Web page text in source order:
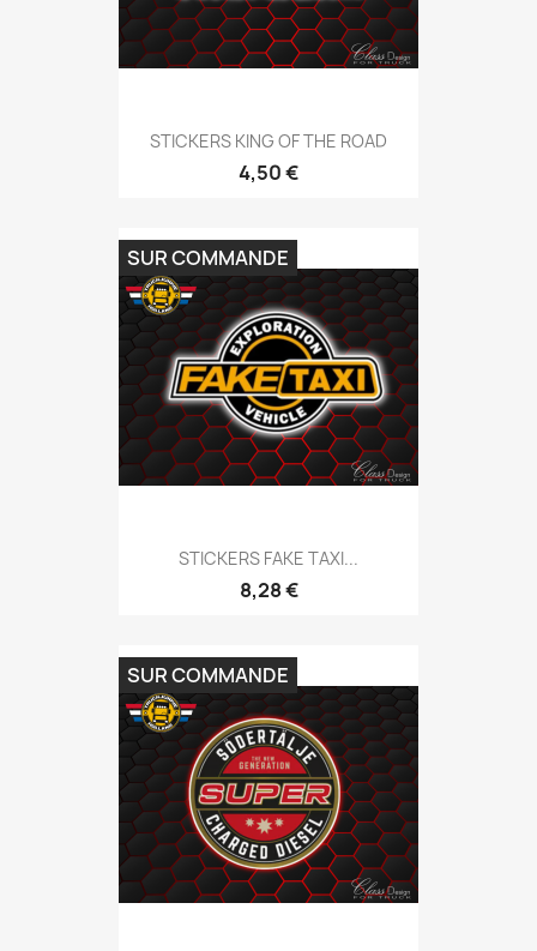
STICKERS KING OF THE ROAD
4,50 €
STICKERS FAKE TAXI...
8,28 €
SUR COMMANDE
SUR COMMANDE